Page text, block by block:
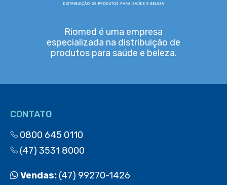
Riomed é uma empresa
especializada na distribuição de
produtos para saúde e beleza.
CONTATO
0800 645 0110
(47) 3531 8000
Vendas: (47) 99270-1426